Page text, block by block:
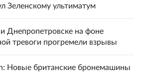
Зеленскому ультиматум
Днепропетровске на фоне
тревоги прогремели взрывы
Новые британские бронемашины